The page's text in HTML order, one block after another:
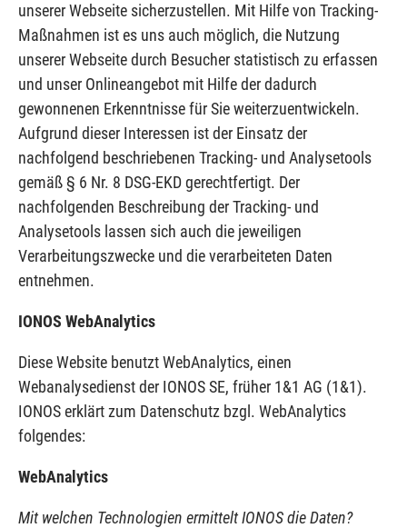
unserer Webseite sicherzustellen. Mit Hilfe von Tracking-
Maßnahmen ist es uns auch möglich, die Nutzung
unserer Webseite durch Besucher statistisch zu erfassen
und unser Onlineangebot mit Hilfe der dadurch
gewonnenen Erkenntnisse für Sie weiterzuentwickeln.
Aufgrund dieser Interessen ist der Einsatz der
nachfolgend beschriebenen Tracking- und Analysetools
gemäß § 6 Nr. 8 DSG-EKD gerechtfertigt. Der
nachfolgenden Beschreibung der Tracking- und
Analysetools lassen sich auch die jeweiligen
Verarbeitungszwecke und die verarbeiteten Daten
entnehmen.
IONOS WebAnalytics
Diese Website benutzt WebAnalytics, einen
Webanalysedienst der IONOS SE, früher 1&1 AG (1&1).
IONOS erklärt zum Datenschutz bzgl. WebAnalytics
folgendes:
WebAnalytics
Mit welchen Technologien ermittelt IONOS die Daten?